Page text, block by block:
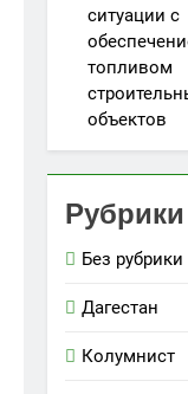
ситуации с
топливом
объектов
Рубрики
Без рубрики
Дагестан
Колумнист